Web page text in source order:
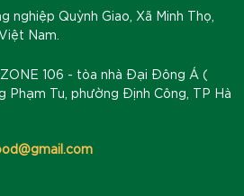
nghiệp Quỳnh Giao, Xã Minh Thọ,
Nam.
106 - tòa nhà Đại Đông Á (
Phạm Tu, phường Định Công, TP Hà